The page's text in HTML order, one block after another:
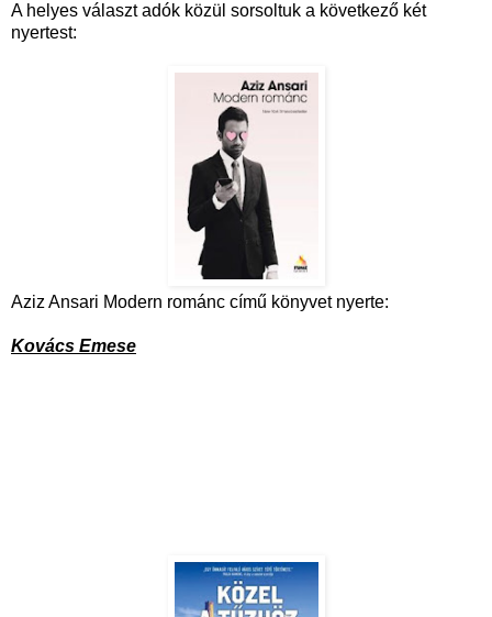
A helyes választ adók közül sorsoltuk a következő két
nyertest:
Aziz Ansari Modern románc című könyvet nyerte:
Kovács Emese